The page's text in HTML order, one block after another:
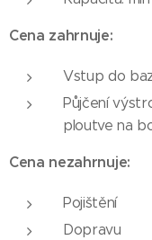
Cena zahrnuje:
Vstup do
Půjčení
ploutve na
Cena nezahrnuje:
Pojištění
Dopravu